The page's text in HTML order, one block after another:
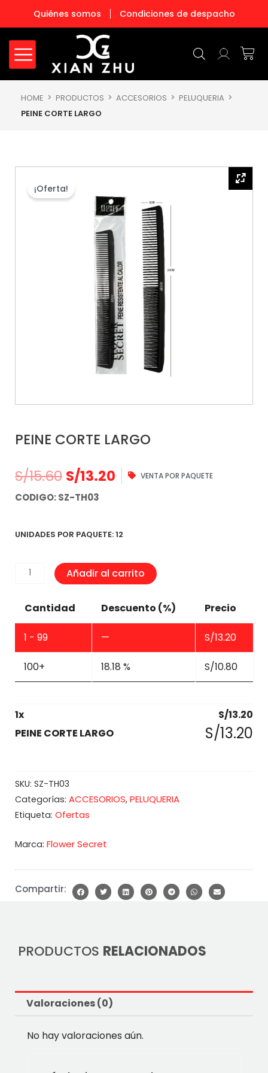
contenido
Quiénes somos Condiciones de despacho
HOME PRODUCTOS ACCESORIOS
PELUQUERIA
PEINE CORTE LARGO
¡Oferta!
PEINE CORTE LARGO
S/15.60 S/13.20 VENTA POR PAQUETE
CODIGO: SZ-TH03
UNIDADES POR PAQUETE: 12
PEINE
Añadir al carrito
Cantidad Descuento (%) Precio
1 - 99 — S/13.20
100+ 18.18 % S/10.80
1x S/13.20
PEINE CORTE LARGO
S/13.20
SKU: SZ-TH03
Categorías: ACCESORIOS, PELUQUERIA
Etiqueta: Ofertas
Marca: Flower Secret
Compartir:
PRODUCTOS RELACIONADOS
Valoraciones (0)
No hay valoraciones aún.